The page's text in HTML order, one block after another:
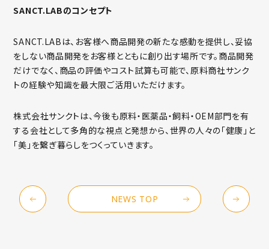
SANCT.LABのコンセプト
SANCT.LABは、お客様へ商品開発の新たな感動を提供し、妥協
をしない商品開発をお客様とともに創り出す場所です。商品開発
だけでなく、商品の評価やコスト試算も可能で、原料商社サンク
トの経験や知識を最大限ご活用いただけます。
株式会社サンクトは、今後も原料・医薬品・飼料・OEM部門を有
する会社として多角的な視点と発想から、世界の人々の「健康」と
「美」を繋ぎ暮らしをつくっていきます。
NEWS TOP